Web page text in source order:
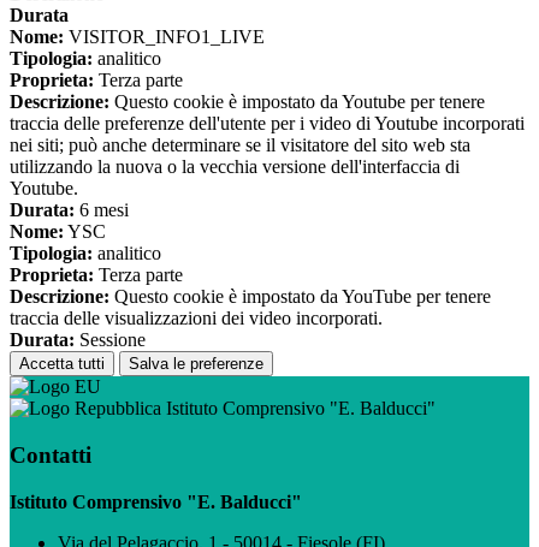
Durata
Nome: VISITOR_INFO1_LIVE
Tipologia: analitico
Proprieta: Terza parte
Descrizione: Questo cookie è impostato da Youtube per tenere
traccia delle preferenze dell'utente per i video di Youtube incorporati
nei siti; può anche determinare se il visitatore del sito web sta
utilizzando la nuova o la vecchia versione dell'interfaccia di
Youtube.
Durata: 6 mesi
Nome: YSC
Tipologia: analitico
Proprieta: Terza parte
Descrizione: Questo cookie è impostato da YouTube per tenere
traccia delle visualizzazioni dei video incorporati.
Durata: Sessione
Accetta tutti Salva le preferenze
Istituto Comprensivo "E. Balducci"
Contatti
Istituto Comprensivo "E. Balducci"
Via del Pelagaccio, 1 - 50014 - Fiesole (FI)